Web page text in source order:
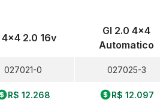
4x4 2.0 16v
027021-0
R$ 12.268
Gl 2.0 4x4
Automatico
027025-3
R$ 12.097